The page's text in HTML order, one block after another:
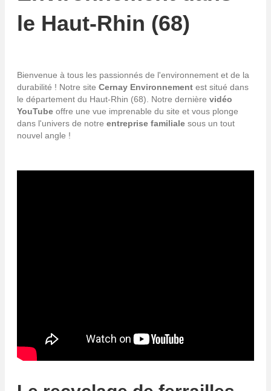
le Haut-Rhin (68)
Bienvenue à tous les passionnés de l'environnement et de la
durabilité ! Notre site Cernay Environnement est situé dans
le département du Haut-Rhin (68). Notre dernière vidéo
YouTube offre une vue imprenable du site et vous plonge
dans l'univers de notre entreprise familiale sous un tout
nouvel angle !